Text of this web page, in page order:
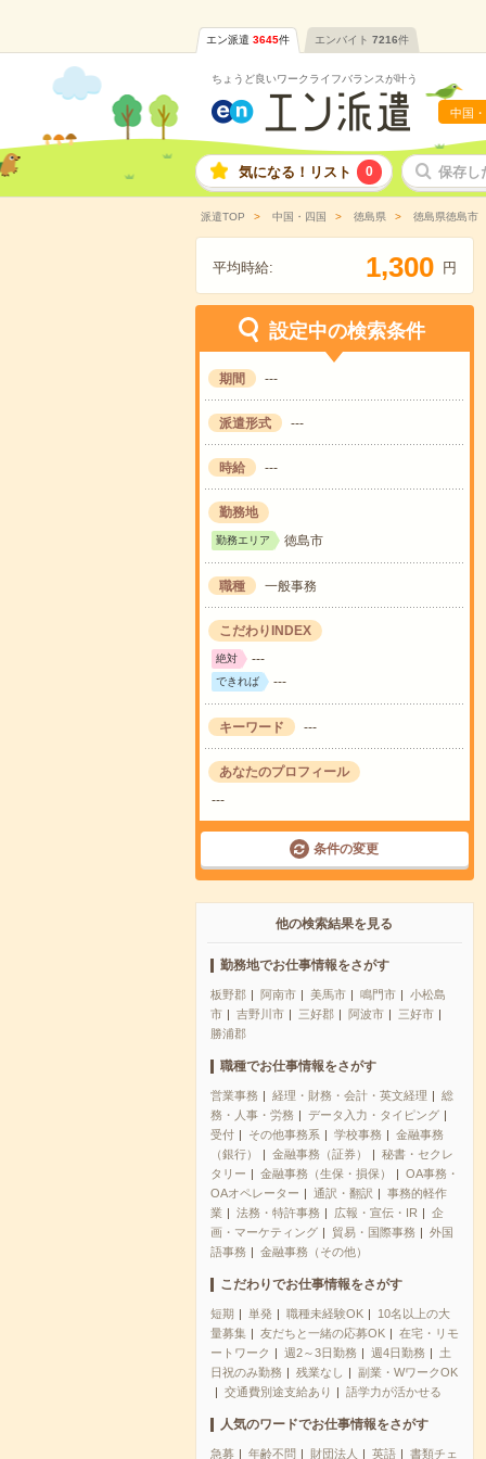
エン派遣 3645件 エンバイト 7216件
ちょうど良いワークライフバランスが叶う
中国
気になる！リスト 0 保存し
派遣TOP 中国・四国 徳島県 徳島県徳島市
平均時給: 1,300 円
設定中の検索条件
期間 ---
派遣形式 ---
時給 ---
勤務地
勤務エリア 徳島市
職種 一般事務
こだわりINDEX
絶対 ---
できれば ---
キーワード ---
あなたのプロフィール
---
条件の変更
他の検索結果を見る
勤務地でお仕事情報をさがす
板野郡 阿南市 美馬市 鳴門市
小松島
市
吉野川市 三好郡 阿波市
三好市
勝浦郡
職種でお仕事情報をさがす
営業事務 経理・財務・会計・英文経理
総
務・人事・労務
データ入力・タイピング
受付
その他事務系 学校事務
金融事務
（銀行）
金融事務（証券）
秘書・セクレ
タリー
金融事務（生保・損保）
OA事務・
OAオペレーター
通訳・翻訳
事務的軽作
業
法務・特許事務 広報・宣伝・IR
企
画・マーケティング
貿易・国際事務
外国
語事務
金融事務（その他）
こだわりでお仕事情報をさがす
短期 単発 職種未経験OK
10名以上の大
量募集
友だちと一緒の応募OK
在宅・リモ
ートワーク
週2～3日勤務 週4日勤務
土
日祝のみ勤務
残業なし
副業・WワークOK
交通費別途支給あり
語学力が活かせる
人気のワードでお仕事情報をさがす
急募 年齢不問 財団法人 英語
書類チェ